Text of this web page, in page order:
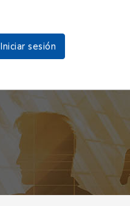
Iniciar sesión